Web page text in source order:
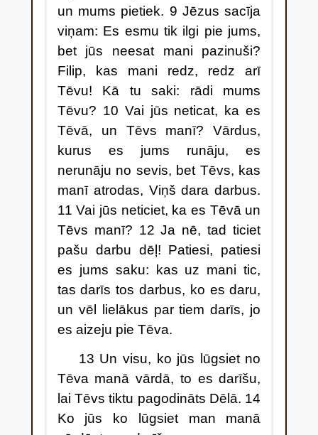
un mums pietiek. 9 Jēzus sacīja
viņam: Es esmu tik ilgi pie jums,
bet jūs neesat mani pazinuši?
Filip, kas mani redz, redz arī
Tēvu! Kā tu saki: rādi mums
Tēvu? 10 Vai jūs neticat, ka es
Tēvā, un Tēvs manī? Vārdus,
kurus es jums runāju, es
nerunāju no sevis, bet Tēvs, kas
manī atrodas, Viņš dara darbus.
11 Vai jūs neticiet, ka es Tēvā un
Tēvs manī? 12 Ja nē, tad ticiet
pašu darbu dēļ! Patiesi, patiesi
es jums saku: kas uz mani tic,
tas darīs tos darbus, ko es daru,
un vēl lielākus par tiem darīs, jo
es aizeju pie Tēva.
13 Un visu, ko jūs lūgsiet no
Tēva manā vārdā, to es darīšu,
lai Tēvs tiktu pagodināts Dēlā. 14
Ko jūs ko lūgsiet man manā